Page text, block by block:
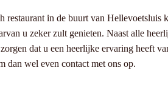
restaurant in de buurt van Hellevoetsluis
u zeker zult genieten. Naast alle
dat u een heerlijke ervaring heeft
dan wel even contact met ons op.